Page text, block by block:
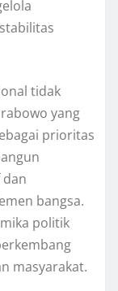
tidak
yang
prioritas
bangsa.
politik
masyarakat.